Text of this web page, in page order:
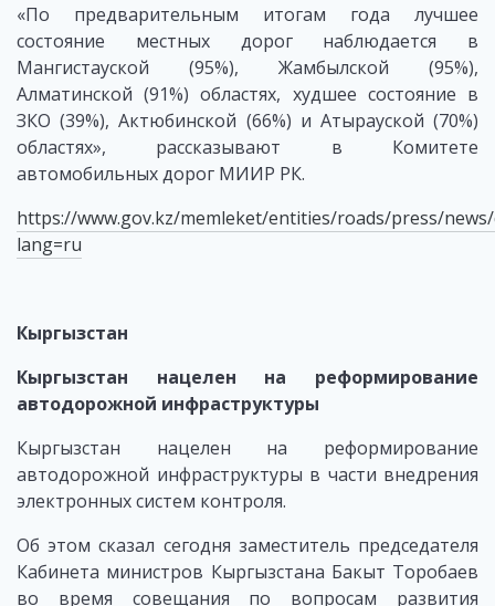
«По предварительным итогам года лучшее
состояние местных дорог наблюдается в
Мангистауской (95%), Жамбылской (95%),
Алматинской (91%) областях, худшее состояние в
ЗКО (39%), Актюбинской (66%) и Атырауской (70%)
областях», рассказывают в Комитете
автомобильных дорог МИИР РК.
https://www.gov.kz/memleket/entities/roads/press/
lang=ru
Кыргызстан
Кыргызстан нацелен на реформирование
автодорожной инфраструктуры
Кыргызстан нацелен на реформирование
автодорожной инфраструктуры в части внедрения
электронных систем контроля.
Об этом сказал сегодня заместитель председателя
Кабинета министров Кыргызстана Бакыт Торобаев
во время совещания по вопросам развития